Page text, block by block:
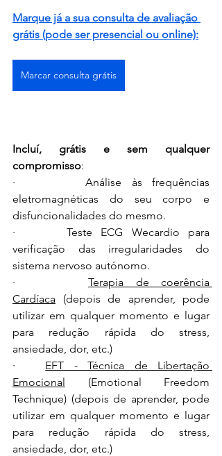
Marque já a sua consulta de avaliação
grátis (pode ser presencial ou online):
Marcar consulta grátis
Incluí, grátis e sem qualquer
compromisso:
·       Análise às frequências
eletromagnéticas do seu corpo e
disfuncionalidades do mesmo.
·      Teste ECG Wecardio para
verificação das irregularidades do
sistema nervoso autónomo.
· Terapia de coerência
Cardíaca (depois de aprender, pode
utilizar em qualquer momento e lugar
para redução rápida do stress,
ansiedade, dor, etc.)
· EFT - Técnica de Libertação
Emocional (Emotional Freedom
Technique) (depois de aprender, pode
utilizar em qualquer momento e lugar
para redução rápida do stress,
ansiedade, dor, etc.)